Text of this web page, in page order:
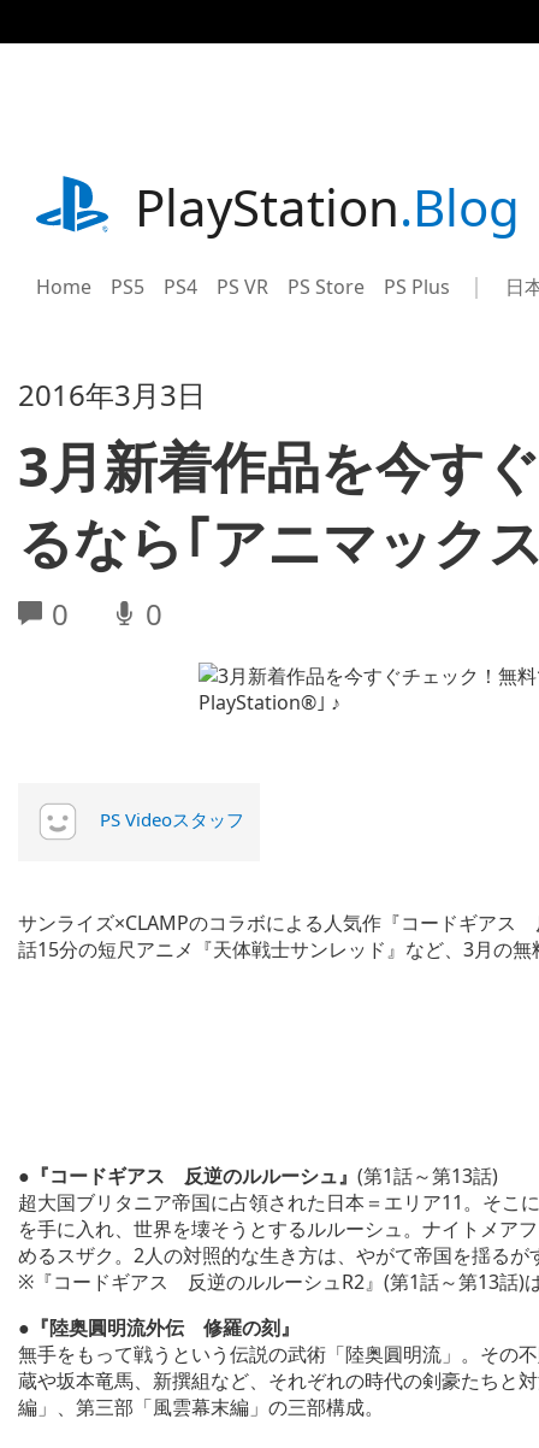
事
playstation.comPlayStation.Blog
Home PS5 PS4 PS VR PS Store PS Plus 日
2016年3月3日
3月新着作品を今す
るなら｢アニマック
0 0
PS Videoスタッフ
サンライズ×CLAMPのコラボによる人気作『コードギア
話15分の短尺アニメ『天体戦士サンレッド』など、3月の無
●『コードギアス 反逆のルルーシュ』 (第1話～第13話)
超大国ブリタニア帝国に占領された日本＝エリア11。そこ
を手に入れ、世界を壊そうとするルルーシュ。ナイトメア
めるスザク。2人の対照的な生き方は、やがて帝国を揺るが
※『コードギアス 反逆のルルーシュR2』(第1話～第13話)
●『陸奥圓明流外伝 修羅の刻』
無手をもって戦うという伝説の武術「陸奥圓明流」。その
蔵や坂本竜馬、新撰組など、それぞれの時代の剣豪たちと
編」、第三部「風雲幕末編」の三部構成。